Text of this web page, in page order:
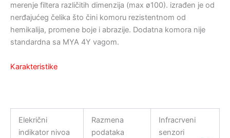
merenje filtera različitih dimenzija (max ø100). izrađen je od
nerđajućeg čelika što čini komoru rezistentnom od
hemikalija, promene boje i abrazije. Dodatna komora nije
standardna sa MYA 4Y vagom.
Karakteristike
Elekrični
indikator nivoa
Razmena
podataka
Infracrveni
senzori